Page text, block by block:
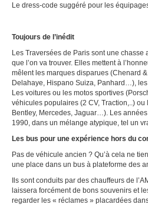
Le dress-code suggéré pour les
Toujours de l’inédit
Les Traversées de Paris sont une chasse
que l’on va trouver. Elles mettent à
mêlent les marques disparues (Chenard
Delahaye, Hispano Suiza, Panhard…),
Les voitures ou les motos sportives
véhicules populaires (2 CV, Traction,..) ou
Bentley, Mercedes, Jaguar…). Les
1990, dans un mélange atypique, tel un
Les bus pour une expérience hors du
Pas de véhicule ancien ? Qu’à cela ne
une place dans un bus à plateforme des
Ils sont conduits par des chauffeurs de
laissera forcément de bons souvenirs et
regarder les « réclames » placardées